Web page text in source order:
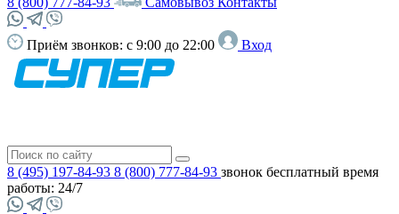
Приём звонков: с 9:00 до 22:00 Вход
8 (495) 197-84-93 8 (800) 777-84-93 звонок бесплатный время
работы: 24/7